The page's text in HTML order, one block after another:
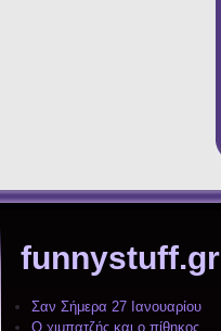
funnystuff.gr
Σαν Σήμερα 27 Ιανουαρίου
Ο χιμπατζής και ο πίθηκος